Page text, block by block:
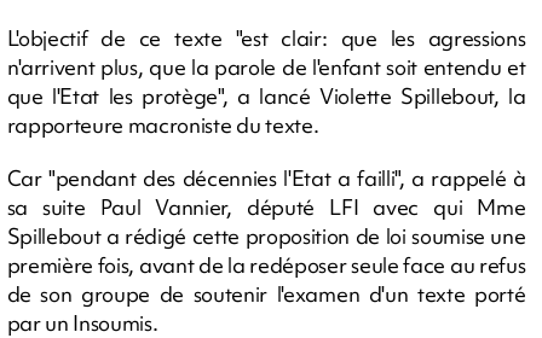
L'objectif de ce texte "est clair: que les agressions
n'arrivent plus, que la parole de l'enfant soit entendu et
que l'Etat les protège", a lancé Violette Spillebout, la
rapporteure macroniste du texte.
Car "pendant des décennies l'Etat a failli", a rappelé à
sa suite Paul Vannier, député LFI avec qui Mme
Spillebout a rédigé cette proposition de loi soumise une
première fois, avant de la redéposer seule face au refus
de son groupe de soutenir l'examen d'un texte porté
par un Insoumis.